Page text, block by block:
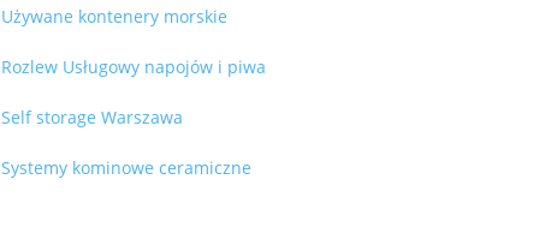
Używane kontenery morskie
Rozlew Usługowy napojów i piwa
Self storage Warszawa
Systemy kominowe ceramiczne